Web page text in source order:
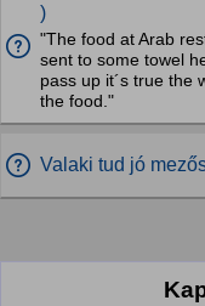
)
"The food at Arab
sent to some towel
pass up it´s true the
the food."
Valaki tud jó